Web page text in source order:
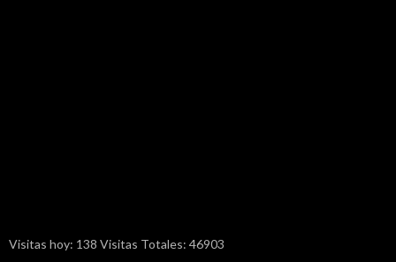
Visitas hoy: 138 Visitas Totales: 46903